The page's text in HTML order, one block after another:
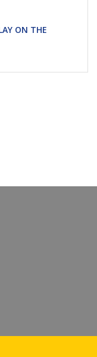
ON THE